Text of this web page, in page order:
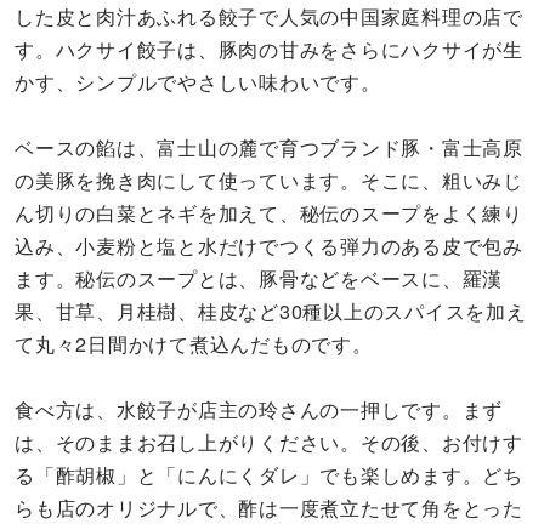
した皮と肉汁あふれる餃子で人気の中国家庭料理の店で
す。ハクサイ餃子は、豚肉の甘みをさらにハクサイが生
かす、シンプルでやさしい味わいです。
ベースの餡は、富士山の麓で育つブランド豚・富士高原
の美豚を挽き肉にして使っています。そこに、粗いみじ
ん切りの白菜とネギを加えて、秘伝のスープをよく練り
込み、小麦粉と塩と水だけでつくる弾力のある皮で包み
ます。秘伝のスープとは、豚骨などをベースに、羅漢
果、甘草、月桂樹、桂皮など30種以上のスパイスを加え
て丸々2日間かけて煮込んだものです。
食べ方は、水餃子が店主の玲さんの一押しです。まず
は、そのままお召し上がりください。その後、お付けす
る「酢胡椒」と「にんにくダレ」でも楽しめます。どち
らも店のオリジナルで、酢は一度煮立たせて角をとった